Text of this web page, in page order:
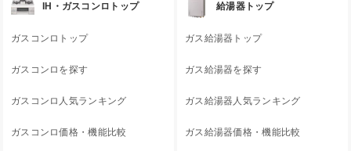
IH・ガスコンロトップ
ガスコンロトップ
ガスコンロを探す
ガスコンロ人気ランキング
ガスコンロ価格・機能比較
給湯器トップ
ガス給湯器トップ
ガス給湯器を探す
ガス給湯器人気ランキング
ガス給湯器価格・機能比較